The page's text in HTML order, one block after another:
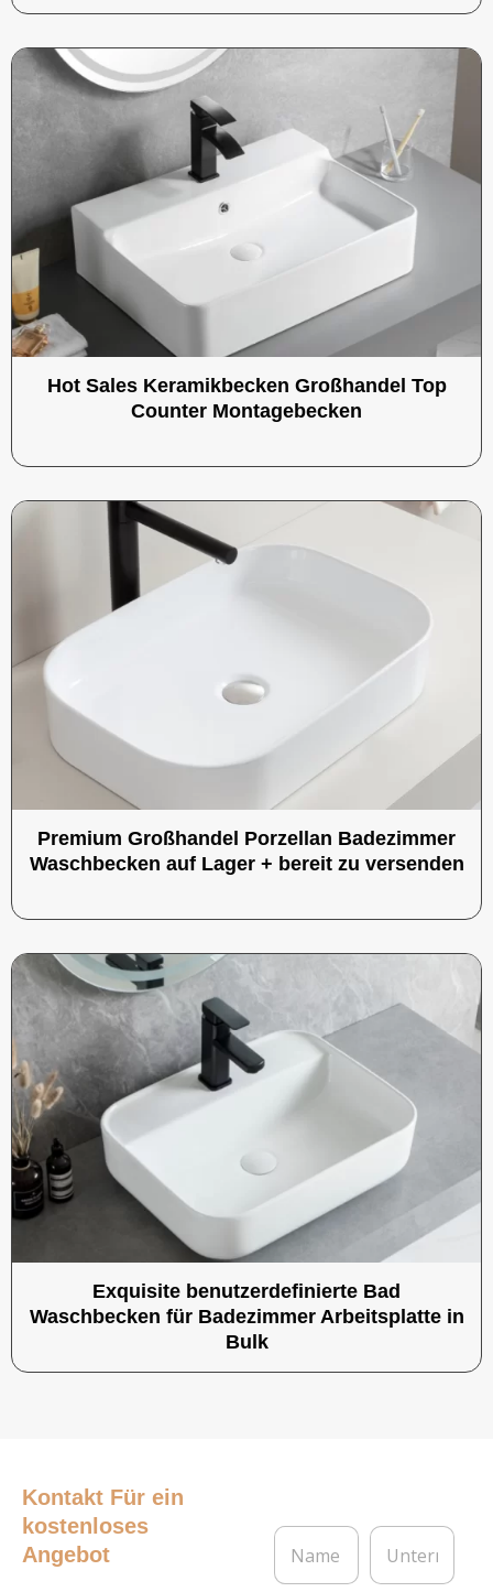
Hot Sales Keramikbecken Großhandel Top
Counter Montagebecken
Premium Großhandel Porzellan Badezimmer
Waschbecken auf Lager + bereit zu versenden
Exquisite benutzerdefinierte Bad
Waschbecken für Badezimmer Arbeitsplatte in
Bulk
Kontakt Für ein
kostenloses
Angebot
N
m
U
t